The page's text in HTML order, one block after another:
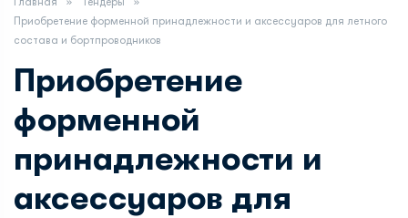
Приобретение форменной принадлежности и аксессуаров для летного
состава и бортпроводников
Приобретение
форменной
принадлежности и
аксессуаров для